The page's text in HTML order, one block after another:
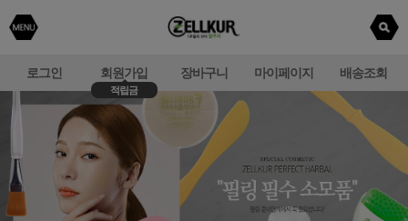
로그인 회원가입
적립금
장바구니 마이페이지 배송조회